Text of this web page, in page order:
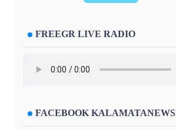
FREEGR LIVE RADIO
FACEBOOK KALAMATANEWS